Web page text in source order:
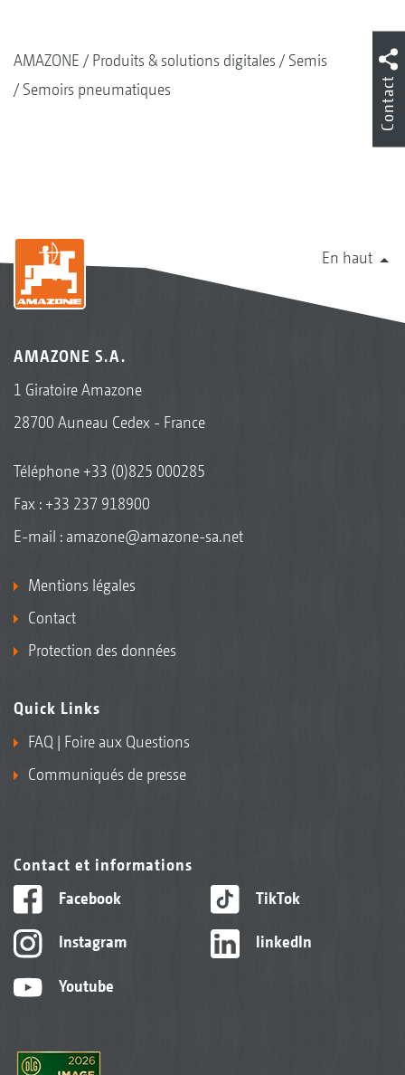
AMAZONE Produits & solutions digitales
Semis
Semoirs pneumatiques
En haut
AMAZONE S.A.
1 Giratoire Amazone
28700 Auneau Cedex - France
Téléphone+33 (0)825 000285
Fax : +33 237 918900
E-mail : amazone@amazone-sa.net
Mentions légales
Contact
Protection des données
Quick Links
FAQ | Foire aux Questions
Communiqués de presse
Contact et informations
Facebook
Instagram
Youtube
TikTok
linkedIn
Contact